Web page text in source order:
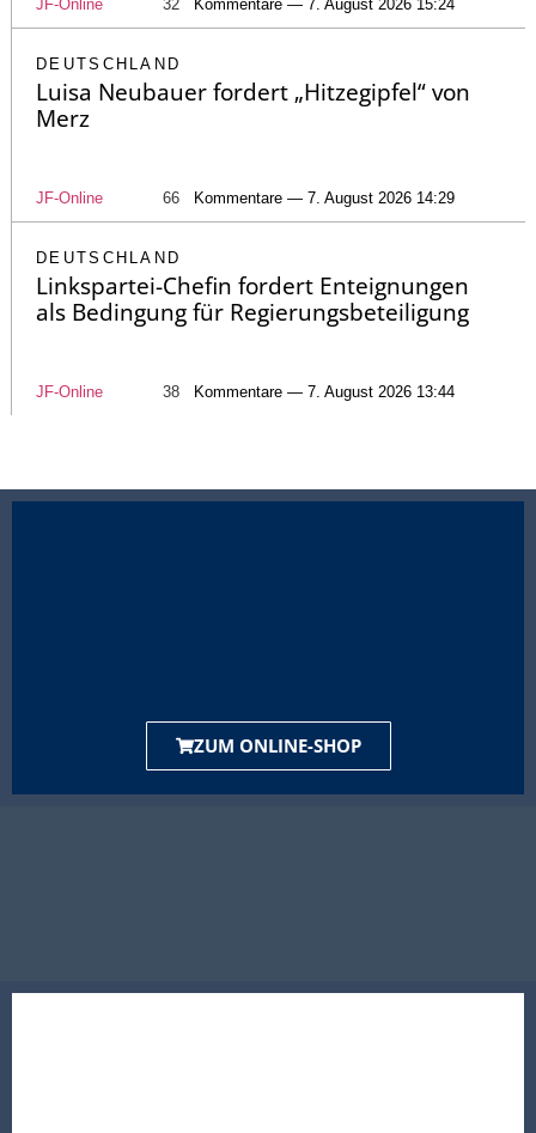
JF-Online 32 Kommentare — 7. August 2026 15:24
DEUTSCHLAND
Luisa Neubauer fordert „Hitzegipfel“ von
Merz
JF-Online 66 Kommentare — 7. August 2026 14:29
DEUTSCHLAND
Linkspartei-Chefin fordert Enteignungen
als Bedingung für Regierungsbeteiligung
JF-Online 38 Kommentare — 7. August 2026 13:44
ZUM ONLINE-SHOP